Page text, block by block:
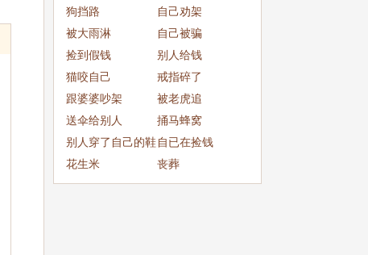
狗挡路
自己劝架
被大雨淋
自己被骗
捡到假钱
别人给钱
猫咬自己
戒指碎了
跟婆婆吵架
被老虎追
送伞给别人
捅马蜂窝
别人穿了自己的鞋
子
自已在捡钱
花生米
丧葬